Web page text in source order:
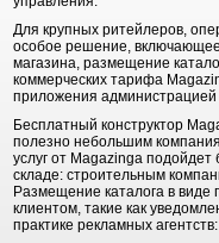
Для крупных ритейлеров,
особое решение, включающее
магазина, размещение
коммерческих тарифа
приложения администрацией
Бесплатный конструктор
полезно небольшим
услуг от Magazinga
складе: строительным
Размещение каталога в виде
клиентом, такие как
практике рекламных